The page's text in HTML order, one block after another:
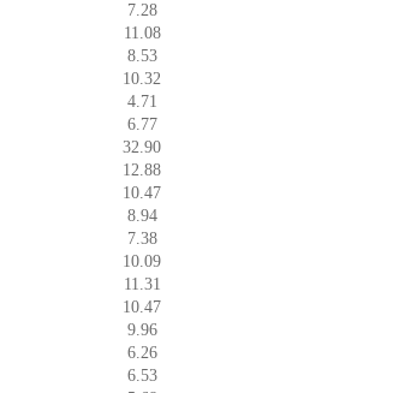
7.28
11.08
8.53
10.32
4.71
6.77
32.90
12.88
10.47
8.94
7.38
10.09
11.31
10.47
9.96
6.26
6.53